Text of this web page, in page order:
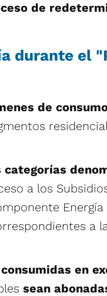
de
durante el
de
a los
Energía
a
en
sean